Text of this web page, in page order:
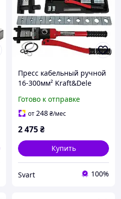
Пресс кабельный ручной
16-300мм² Kraft&Dele
products-for-life-
Готово к отправке
от248₴/мес
2 475₴
Купить
Svart 100%